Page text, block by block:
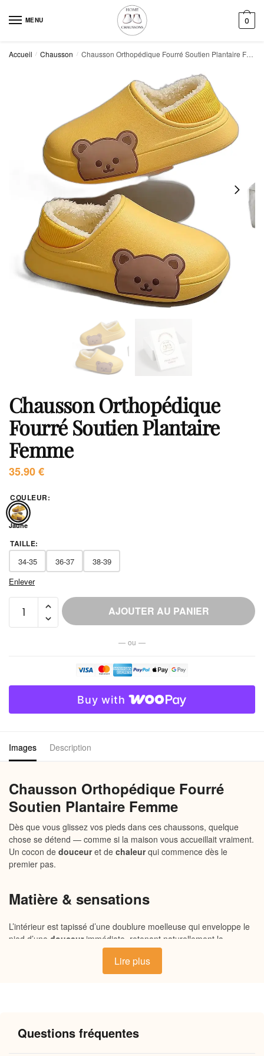
MENU 0
Accueil / Chausson / Chausson Orthopédique Fourré Soutien Plantaire Femme
Chausson Orthopédique
Fourré Soutien Plantaire
Femme
35.90€
COULEUR:
Jaune
TAILLE:
34-35 36-37
38-39
Enlever
Chausson
Plantaire
AJOUTER AU PANIER
— ou —
Buy with
Images Description
Chausson Orthopédique Fourré
Soutien Plantaire Femme
Dès que vous glissez vos pieds dans ces chaussons, quelque
chose se détend — comme si la maison vous accueillait vraiment.
Un cocon de douceuret de chaleurqui commence dès le
premier pas.
Matière & sensations
L’intérieur est tapissé d’une doublure moelleuse qui enveloppe le
pied d’une douceurimmédiate, retenant naturellement la
sans alourdir. L’extérieur, souple et résistant, habille le
chausson d’un toucher agréable au quotidien. La semelle
antidérapante, légèrement structurée, offre un appui stable et
Pourquoi vous allez l’adorer
Lire plus
Questions fréquentes